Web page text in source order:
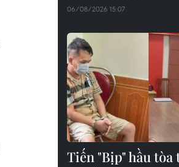
06/08/2026 15:07
Tiến "Bịp" hầu tòa